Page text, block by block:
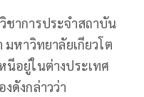
าการประจำสถาบัน
มหาวิทยาลัยเกียวโต
อยู่ในต่างประเทศ
ดังกล่าวว่า